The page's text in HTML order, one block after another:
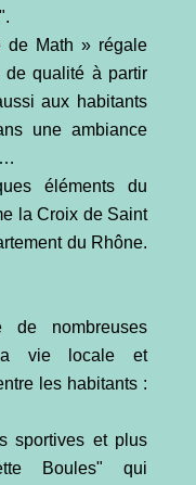
de Math » régale
de qualité à partir
aux habitants
une ambiance
…
éléments du
la Croix de Saint
du Rhône.
nombreuses
la vie locale et
les habitants :
sportives et plus
Boules" qui